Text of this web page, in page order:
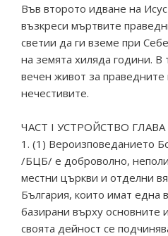
Във второто идване на
възкреси мъртвите
светии да ги вземе при
на земята хиляда години. В
вечен живот за праведните
нечестивите.
ЧАСТ I УСТРОЙСТВО
1. (1) Вероизповеданието
/БЦБ/ е доброволно,
местни църкви и отделни
България, които имат една
базирани върху основните
своята дейност се